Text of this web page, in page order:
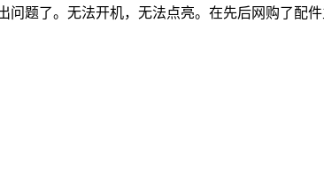
题了。无法开机，无法点亮。在先后网购了配